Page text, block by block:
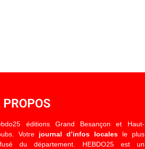
PROPOS
éditions Grand Besançon et Haut-
Votre journal d’infos localesle plus
du département. HEBDO25 est un